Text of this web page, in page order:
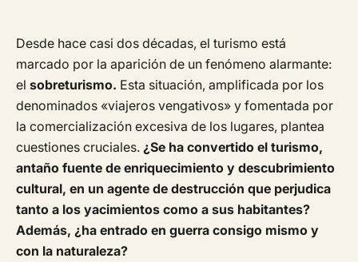
Desde hace casi dos décadas, el turismo está
marcado por la aparición de un fenómeno alarmante:
el sobreturismo. Esta situación, amplificada por los
denominados «viajeros vengativos» y fomentada por
la comercialización excesiva de los lugares, plantea
cuestiones cruciales. ¿Se ha convertido el turismo,
antaño fuente de enriquecimiento y descubrimiento
cultural, en un agente de destrucción que perjudica
tanto a los yacimientos como a sus habitantes?
Además, ¿ha entrado en guerra consigo mismo y
con la naturaleza?